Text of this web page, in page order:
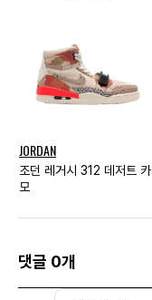
JORDAN
조던 레거시 312 데저트 카
모
댓글 0개